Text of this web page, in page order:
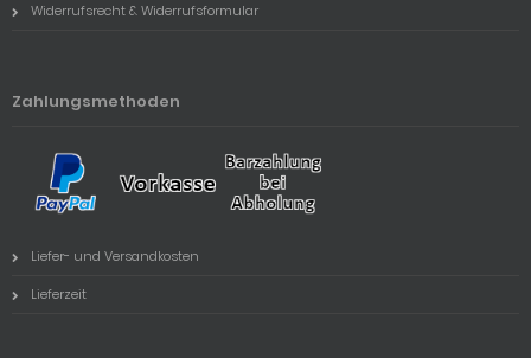
Widerrufsrecht & Widerrufsformular
Zahlungsmethoden
Liefer- und Versandkosten
Lieferzeit